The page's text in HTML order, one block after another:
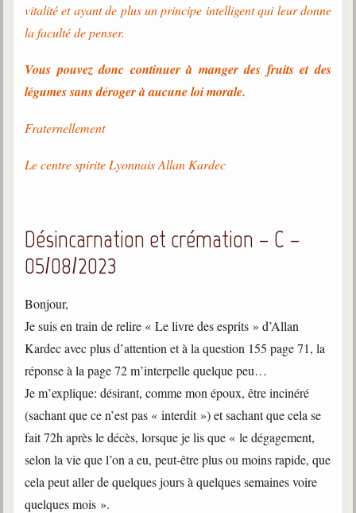
vitalité et ayant de plus un principe intelligent qui leur donne
la faculté de penser.
Vous pouvez donc continuer à manger des fruits et des
légumes sans déroger à aucune loi morale.
Fraternellement
Le centre spirite Lyonnais Allan Kardec
Désincarnation et crémation – C –
05/08/2023
Bonjour,
Je suis en train de relire « Le livre des esprits » d’Allan
Kardec avec plus d’attention et à la question 155 page 71, la
réponse à la page 72 m’interpelle quelque peu…
Je m’explique: désirant, comme mon époux, être incinéré
(sachant que ce n’est pas « interdit ») et sachant que cela se
fait 72h après le décès, lorsque je lis que « le dégagement,
selon la vie que l’on a eu, peut-être plus ou moins rapide, que
cela peut aller de quelques jours à quelques semaines voire
quelques mois ».